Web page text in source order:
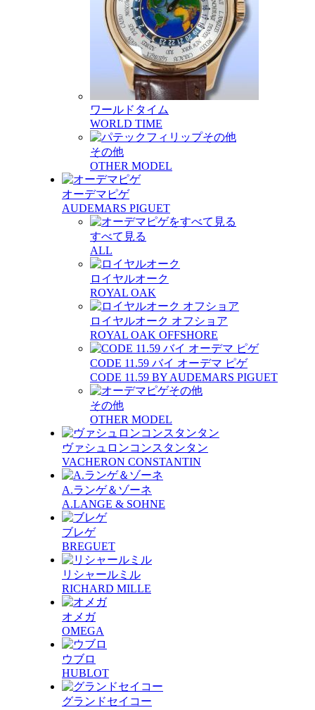
ワールドタイム
WORLD TIME
その他
OTHER MODEL
オーデマピゲ
AUDEMARS PIGUET
すべて見る
ALL
ロイヤルオーク
ROYAL OAK
ロイヤルオーク オフショア
ROYAL OAK OFFSHORE
CODE 11.59 バイ オーデマ ピゲ
CODE 11.59 BY AUDEMARS PIGUET
その他
OTHER MODEL
ヴァシュロンコンスタンタン
VACHERON CONSTANTIN
A.ランゲ＆ゾーネ
A.LANGE & SOHNE
ブレゲ
BREGUET
リシャールミル
RICHARD MILLE
オメガ
OMEGA
ウブロ
HUBLOT
グランドセイコー